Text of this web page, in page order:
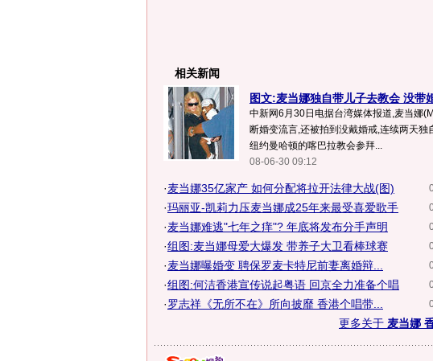
相关新闻
图文:麦当娜独自带儿子去教会 没带
中新网6月30日电据台湾媒体报道,麦当娜
断婚变流言,还被拍到没戴婚戒,连续两天独
纽约曼哈顿的喀巴拉教会参拜...
08-06-30 09:12
·麦当娜35亿家产 如何分配将拉开法律大战(图)
·玛丽亚-凯莉力压麦当娜成25年来最受喜爱歌手
·麦当娜难逃"七年之痒"? 年底将发布分手声明
·组图:麦当娜母爱大爆发 带养子大卫看棒球赛
·麦当娜曝婚变 聘保罗麦卡特尼前妻离婚辩...
·组图:何洁香港宣传说起粤语 回京全力准备个唱
·罗志祥《无所不在》所向披靡 香港个唱带...
更多关于 麦当娜